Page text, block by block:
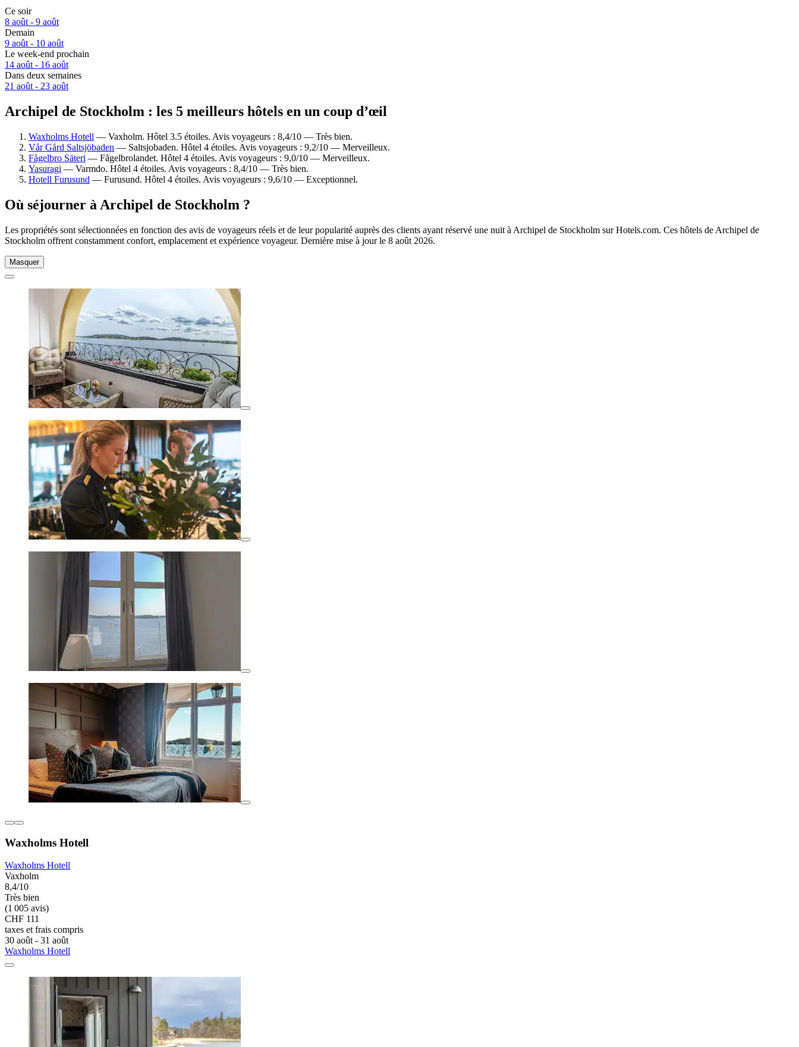
Ce soir
8 août - 9 août
Demain
9 août - 10 août
Le week-end prochain
14 août - 16 août
Dans deux semaines
21 août - 23 août
Archipel de Stockholm : les 5 meilleurs hôtels en un coup d’œil
Waxholms Hotell — Vaxholm. Hôtel 3.5 étoiles. Avis voyageurs : 8,4/10 — Très bien.
Vår Gård Saltsjöbaden — Saltsjobaden. Hôtel 4 étoiles. Avis voyageurs : 9,2/10 — Merveilleux.
Fågelbro Säteri — Fågelbrolandet. Hôtel 4 étoiles. Avis voyageurs : 9,0/10 — Merveilleux.
Yasuragi — Varmdo. Hôtel 4 étoiles. Avis voyageurs : 8,4/10 — Très bien.
Hotell Furusund — Furusund. Hôtel 4 étoiles. Avis voyageurs : 9,6/10 — Exceptionnel.
Où séjourner à Archipel de Stockholm ?
Les propriétés sont sélectionnées en fonction des avis de voyageurs réels et de leur popularité auprès des clients ayant réservé une nuit à Archipel de Stockholm sur Hotels.com. Ces hôtels de Archipel de
Stockholm offrent constamment confort, emplacement et expérience voyageur. Dernière mise à jour le 8 août 2026.
Masquer
Waxholms Hotell
Waxholms Hotell
Vaxholm
8,4/10
Très bien
(1 005 avis)
CHF 111
taxes et frais compris
30 août - 31 août
Waxholms Hotell